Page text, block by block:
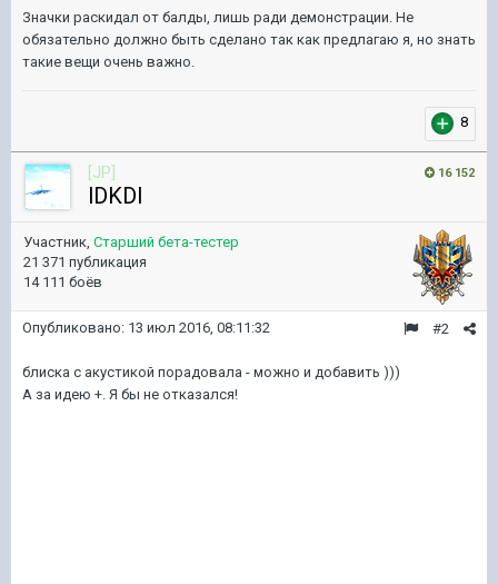
Значки раскидал от балды, лишь ради демонстрации. Не
обязательно должно быть сделано так как предлагаю я, но знать
такие вещи очень важно.
8
16 152
[JP]
lDKDl
Участник, Старший бета-тестер
21 371 публикация
14 111 боёв
#2
Опубликовано: 13 июл 2016, 08:11:32
блиска с акустикой порадовала - можно и добавить )))
А за идею +. Я бы не отказался!